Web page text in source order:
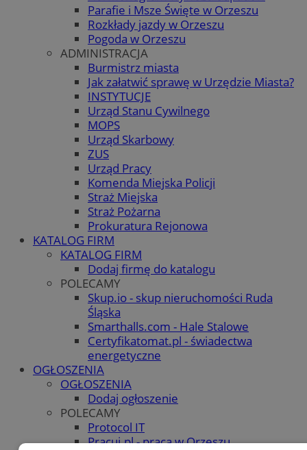
Parafie i Msze Święte w Orzeszu
Rozkłady jazdy w Orzeszu
Pogoda w Orzeszu
ADMINISTRACJA
Burmistrz miasta
Jak załatwić sprawę w Urzędzie Miasta?
INSTYTUCJE
Urząd Stanu Cywilnego
MOPS
Urząd Skarbowy
ZUS
Urząd Pracy
Komenda Miejska Policji
Straż Miejska
Straż Pożarna
Prokuratura Rejonowa
KATALOG FIRM
KATALOG FIRM
Dodaj firmę do katalogu
POLECAMY
Skup.io - skup nieruchomości Ruda
Śląska
Smarthalls.com - Hale Stalowe
Certyfikatomat.pl - świadectwa
energetyczne
OGŁOSZENIA
OGŁOSZENIA
Dodaj ogłoszenie
POLECAMY
Protocol IT
Pracuj.pl - praca w Orzeszu